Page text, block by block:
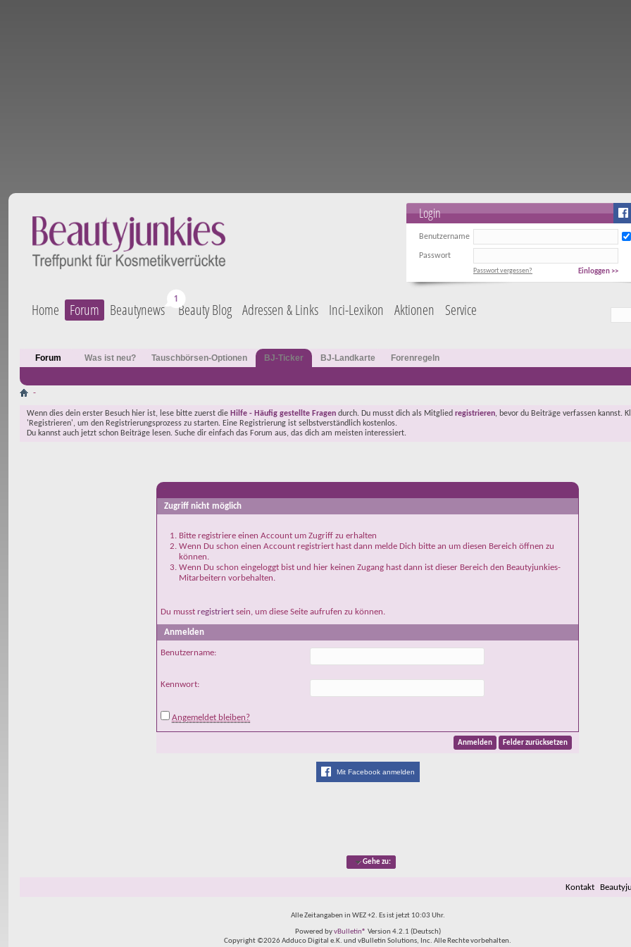
Login
Benutzername
Passwort
Einloggen >>
Passwort vergessen?
Home Forum Beautynews Beauty Blog Adressen & Links Inci-Lexikon Aktionen Service
Forum Was ist neu? Tauschbörsen-Optionen BJ-Ticker BJ-Landkarte Forenregeln
-
Wenn dies dein erster Besuch hier ist, lese bitte zuerst die Hilfe - Häufig gestellte Fragen durch. Du musst dich als Mitglied registrieren, bevor du Beiträge verfassen kannst.
'Registrieren', um den Registrierungsprozess zu starten. Eine Registrierung ist selbstverständlich kostenlos.
Du kannst auch jetzt schon Beiträge lesen. Suche dir einfach das Forum aus, das dich am meisten interessiert.
-
Zugriff nicht möglich
Bitte registriere einen Account um Zugriff zu erhalten
Wenn Du schon einen Account registriert hast dann melde Dich bitte an um diesen Bereich öffnen zu
können.
Wenn Du schon eingeloggt bist und hier keinen Zugang hast dann ist dieser Bereich den Beautyjunkies-
Mitarbeitern vorbehalten.
Du musst registriert sein, um diese Seite aufrufen zu können.
Anmelden
Benutzername:
Kennwort:
Angemeldet bleiben?
Mit Facebook anmelden
Gehe zu:
Kontakt
Alle Zeitangaben in WEZ +2. Es ist jetzt 10:03 Uhr.
Powered byvBulletin® Version 4.2.1 (Deutsch)
Copyright ©2026 Adduco Digital e.K. und vBulletin Solutions, Inc. Alle Rechte vorbehalten.